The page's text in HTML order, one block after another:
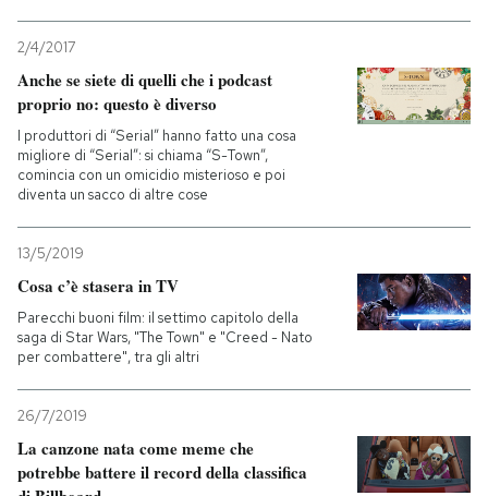
2/4/2017
Anche se siete di quelli che i podcast
proprio no: questo è diverso
I produttori di “Serial” hanno fatto una cosa
migliore di “Serial”: si chiama “S-Town”,
comincia con un omicidio misterioso e poi
diventa un sacco di altre cose
13/5/2019
Cosa c’è stasera in TV
Parecchi buoni film: il settimo capitolo della
saga di Star Wars, "The Town" e "Creed - Nato
per combattere", tra gli altri
26/7/2019
La canzone nata come meme che
potrebbe battere il record della classifica